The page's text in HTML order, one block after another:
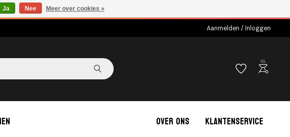
Aanmelden / Inloggen
outdoor_grill
Over ons Klantenservice
Ja Nee Meer over cookies »